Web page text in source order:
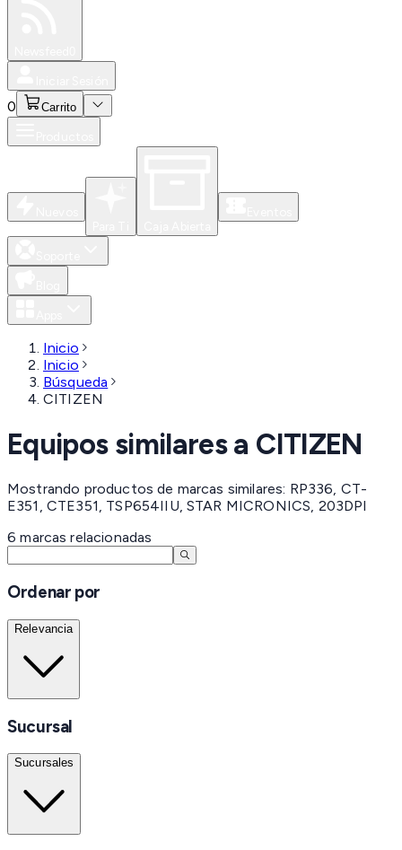
0 Carrito
Inicio
Inicio
Búsqueda
CITIZEN
Equipos similares a CITIZEN
Mostrando productos de marcas similares: RP336, CT-
E351, CTE351, TSP654IIU, STAR MICRONICS, 203DPI
6 marcas relacionadas
Ordenar por
Relevancia
Sucursal
Sucursales